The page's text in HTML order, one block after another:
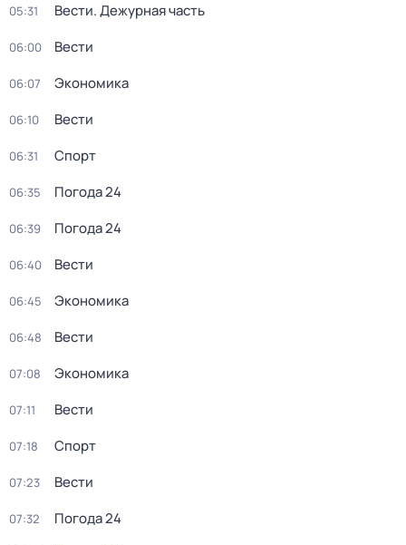
05:31 Вести. Дежурная часть
06:00 Вести
06:07 Экономика
06:10 Вести
06:31 Спорт
06:35 Погода 24
06:39 Погода 24
06:40 Вести
06:45 Экономика
06:48 Вести
07:08 Экономика
07:11 Вести
07:18 Спорт
07:23 Вести
07:32 Погода 24